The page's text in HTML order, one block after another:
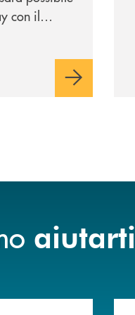
con il
aiutarti